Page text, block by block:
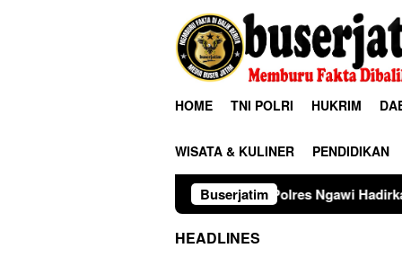
HOME TNI POLRI HUKRIM
WISATA & KULINER PENDIDIKAN
Buserjatim
Polres Ngawi Hadirkan Warung
HEADLINES